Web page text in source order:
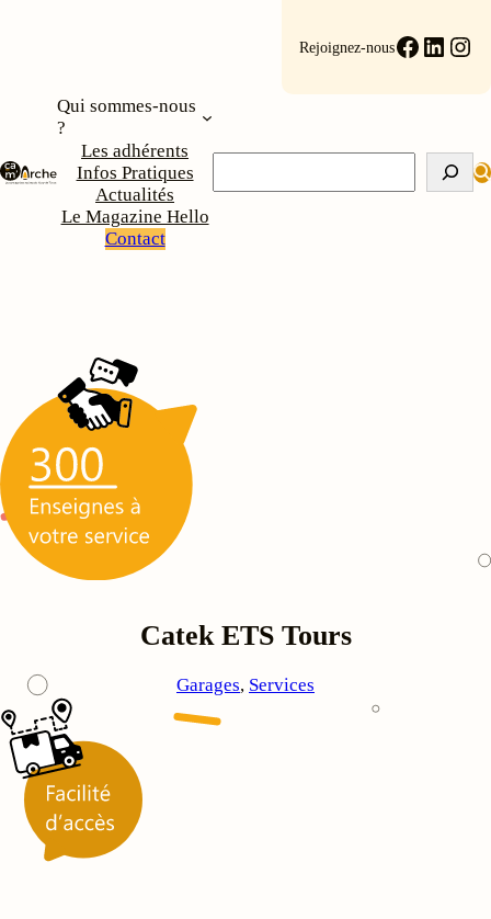
Rejoignez-nous
Qui sommes-nous
?
Les adhérents
Infos Pratiques
Actualités
Le Magazine Hello
Contact
Catek ETS Tours
Garages, Services